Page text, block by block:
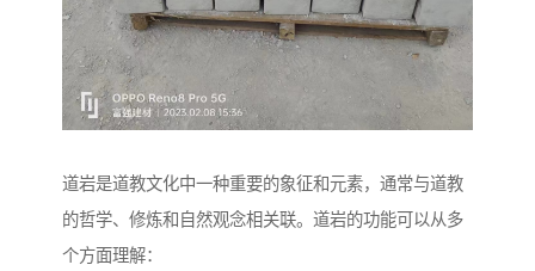
道岩是道教文化中一种重要的象征和元素，通常与道教
的哲学、修炼和自然观念相关联。道岩的功能可以从多
个方面理解：